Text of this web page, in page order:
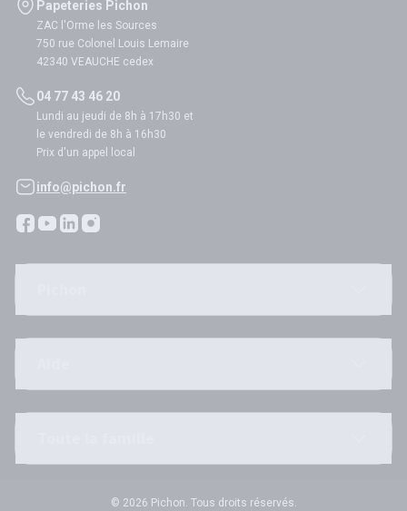
Papeteries Pichon
ZAC l'Orme les Sources
750 rue Colonel Louis Lemaire
42340 VEAUCHE cedex
04 77 43 46 20
Lundi au jeudi de 8h à 17h30 et
le vendredi de 8h à 16h30
Prix d'un appel local
info@pichon.fr
© 2026 Pichon. Tous droits réservés.